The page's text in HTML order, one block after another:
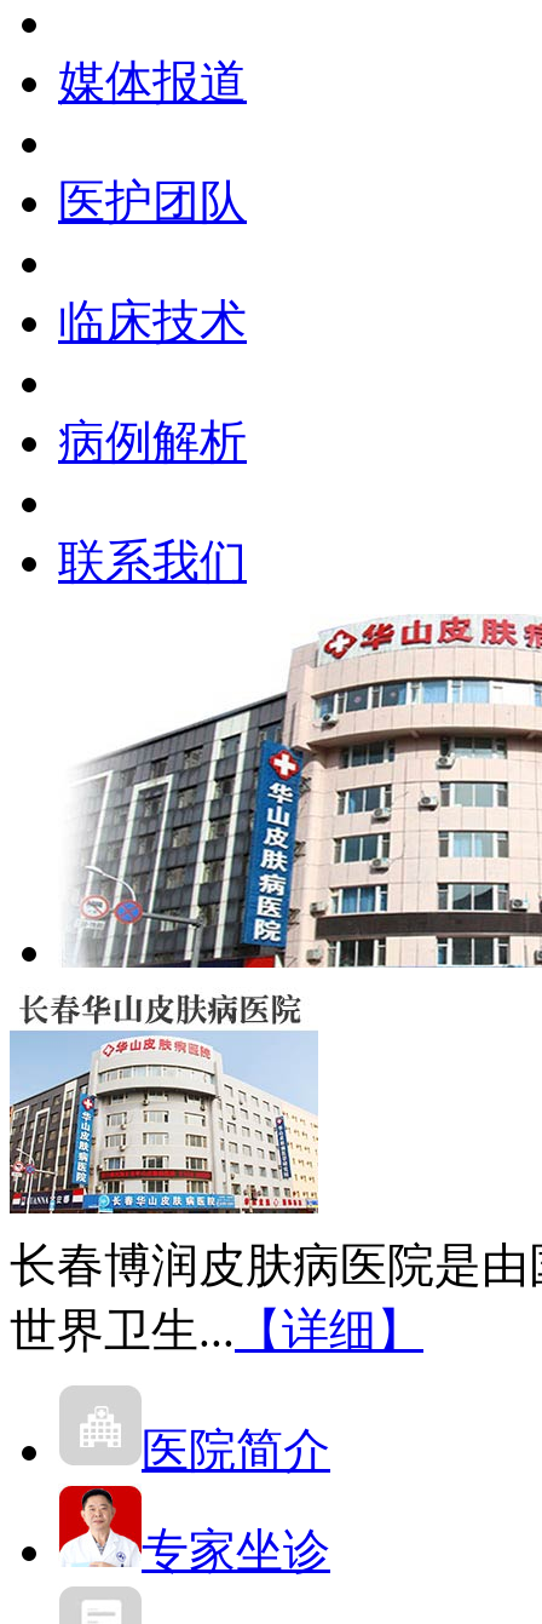
媒体报道
医护团队
临床技术
病例解析
联系我们
长春博润皮肤病医院是
世界卫生... 【详细】
医院简介
专家坐诊